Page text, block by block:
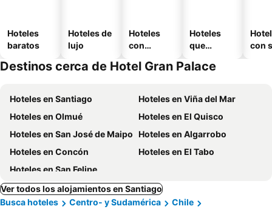
Hoteles
baratos
Hoteles de
lujo
Hoteles
con
Hoteles
que
mascotas
con
Destinos cerca de Hotel Gran Palace
Hoteles en Santiago
Hoteles en Viña del Mar
Hoteles en Olmué
Hoteles en El Quisco
Hoteles en San José de Maipo
Hoteles en Algarrobo
Hoteles en Concón
Hoteles en El Tabo
Hoteles en San Felipe
Ver todos los alojamientos en Santiago
Busca hoteles
Centro- y Sudamérica
Chile